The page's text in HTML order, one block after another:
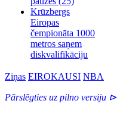
Krūzbergs
Eiropas
čempionāta 1000
metros saņem
diskvalifikāciju
Ziņas EIROKAUSI NBA
Pārslēgties uz pilno versiju ⊳